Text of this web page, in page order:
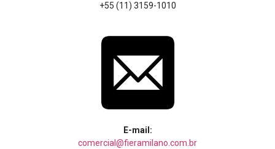
+55 (11) 3159-1010
E-mail:
comercial@fieramilano.com.br